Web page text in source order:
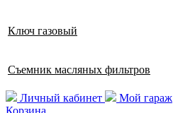
Ключ газовый
Съемник масляных фильтров
Личный кабинет
Мой гараж
Корзина